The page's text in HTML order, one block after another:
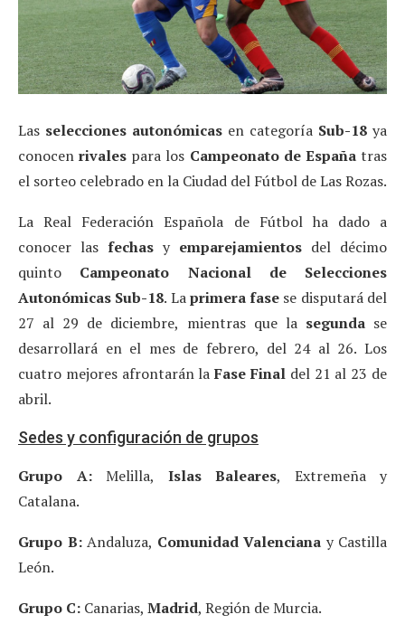
Las selecciones autonómicas en categoría Sub-18 ya
conocenrivales para los Campeonato de Españatras
el sorteo celebrado en la Ciudad del Fútbol de Las Rozas.
La Real Federación Española de Fútbol ha dado a
conocer las fechas y emparejamientos del décimo
quinto Campeonato Nacional de Selecciones
Autonómicas Sub-18. Laprimera fase se disputará del
27 al 29 de diciembre, mientras que la segundase
desarrollará en el mes de febrero, del 24 al 26. Los
cuatro mejores afrontarán laFase Final del 21 al 23 de
abril.
Sedes y configuración de grupos
Grupo A:Melilla, Islas Baleares, Extremeña y
Catalana.
Grupo B:Andaluza, Comunidad Valenciana y Castilla
León.
Grupo C: Canarias, Madrid, Región de Murcia.